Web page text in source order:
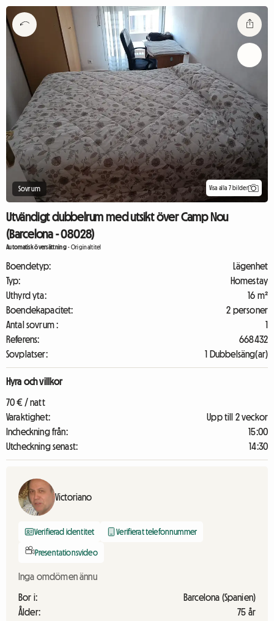
Sovrum Visa alla 7 bilder
Utvändigt dubbelrum med utsikt över Camp Nou
(Barcelona - 08028)
Automatisk översättning-Originaltitel
Boendetyp:
Lägenhet
Typ:
Homestay
Uthyrd yta:
16 m²
Boendekapacitet:
2 personer
Antal sovrum :
1
Referens:
668432
Sovplatser:
1 Dubbelsäng(ar)
Hyra och villkor
70 € / natt
Varaktighet:
Upp till 2 veckor
Incheckning från:
15:00
Utcheckning senast:
14:30
Victoriano
Verifierad identitet Verifierat telefonnummer
Presentationsvideo
Inga omdömen ännu
Bor i:
Barcelona (Spanien)
Ålder:
75 år